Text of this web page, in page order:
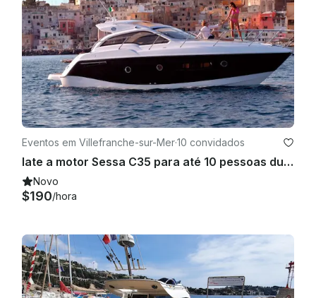
Eventos em Villefranche-sur-Mer·10 convidados
Iate a motor Sessa C35 para até 10 pessoas durante a noite
Novo
$190/hora